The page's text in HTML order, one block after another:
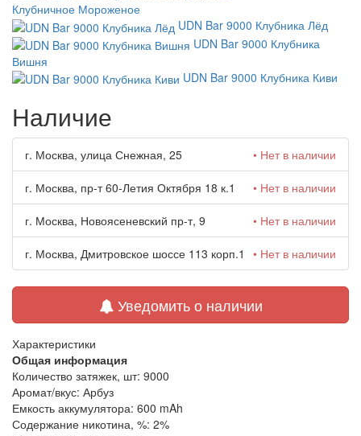
Клубничное Мороженое
UDN Bar 9000 Клубника Лёд
UDN Bar 9000 Клубника
Вишня
UDN Bar 9000 Клубника Киви
Наличие
г. Москва, улица Снежная, 25 • Нет в наличии
г. Москва, пр-т 60-Летия Октября 18 к.1 • Нет в наличии
г. Москва, Новоясеневский пр-т, 9 • Нет в наличии
г. Москва, Дмитровское шоссе 113 корп.1 • Нет в наличии
Уведомить о наличии
Характеристики
Общая информация
Количество затяжек, шт: 9000
Аромат/вкус: Арбуз
Емкость аккумулятора: 600 mAh
Содержание никотина, %: 2%